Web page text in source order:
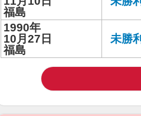
福島
1990年
10月27日
福島
未勝利